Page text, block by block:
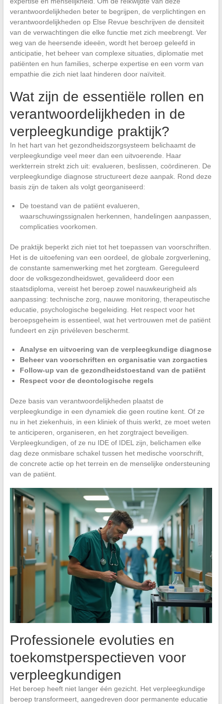
verantwoordelijkheden beter te begrijpen, de verplichtingen en
verantwoordelijkheden op Else Revue beschrijven de densiteit
van de verwachtingen die elke functie met zich meebrengt. Ver
weg van de heersende ideeën, wordt het beroep geleefd in
anticipatie, het beheer van complexe situaties, diplomatie met
patiënten en hun families, scherpe expertise en een vorm van
empathie die zich niet laat hinderen door naïviteit.
Wat zijn de essentiële rollen en
verantwoordelijkheden in de
verpleegkundige praktijk?
In het hart van het gezondheidszorgsysteem belichaamt de
verpleegkundige veel meer dan een uitvoerende. Haar
werkterrein strekt zich uit: evalueren, beslissen, coördineren. De
verpleegkundige diagnose structureert deze aanpak. Rond deze
basis zijn de taken als volgt georganiseerd:
De toestand van de patiënt evalueren,
waarschuwingssignalen herkennen, handelingen aanpassen,
complicaties voorkomen.
De praktijk beperkt zich niet tot het toepassen van voorschriften.
Het is de uitoefening van een oordeel, de globale zorgverlening,
de constante samenwerking met het zorgteam. Gereguleerd
door de volksgezondheidswet, gevalideerd door een
staatsdiploma, vereist het beroep zowel nauwkeurigheid als
aanpassing: technische zorg, nauwe monitoring, therapeutische
educatie, psychologische begeleiding. Het respect voor het
beroepsgeheim is essentieel, wat het vertrouwen met de patiënt
fundeert en zijn privéleven beschermt.
Analyse en uitvoering van de verpleegkundige diagnose
Beheer van voorschriften en organisatie van zorgacties
Follow-up van de gezondheidstoestand van de patiënt
Respect voor de deontologische regels
Deze basis van verantwoordelijkheden plaatst de
verpleegkundige in een dynamiek die geen routine kent. Of ze
nu in het ziekenhuis, in een kliniek of thuis werkt, ze moet weten
te anticiperen, organiseren, en het zorgtraject beveiligen.
Verpleegkundigen, of ze nu IDE of IDEL zijn, belichamen elke
dag deze onmisbare schakel tussen het medische voorschrift,
de concrete actie op het terrein en de menselijke ondersteuning
van de patiënt.
Professionele evoluties en
toekomstperspectieven voor
verpleegkundigen
Het beroep heeft niet langer één gezicht. Het verpleegkundige
beroep transformeert, aangedreven door permanente educatie